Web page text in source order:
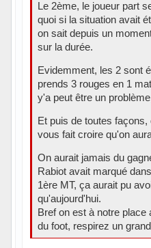
Le 2ème, le joueur part
quoi si la situation avait
on sait depuis un
sur la durée.
Evidemment, les 2 sont
prends 3 rouges en 1
y'a peut être un
Et puis de toutes
vous fait croire qu'on
On aurait jamais du
Rabiot avait marqué
1ère MT, ça aurait pu
qu'aujourd'hui.
Bref on est à notre
du foot, respirez un